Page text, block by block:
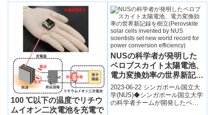
100 ℃以下の温度でリチウ
ムイオン二次電池を充電で
NUSの科学者が発明した
ペロブスカイト太陽電池、
電力変換効率の世界新記録
を樹立(Perovskite solar
cells invented by NUS
scientists set new world
2023-06-22 シンガポール国立大
学(NUS)◆シンガポール国立大学
の科学者チームが開発したペロ